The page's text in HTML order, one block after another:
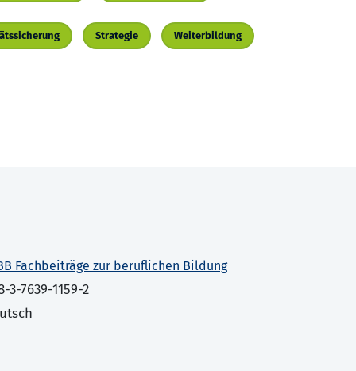
Strategie Weiterbildung
Fachbeiträge zur beruflichen Bildung
3-7639-1159-2